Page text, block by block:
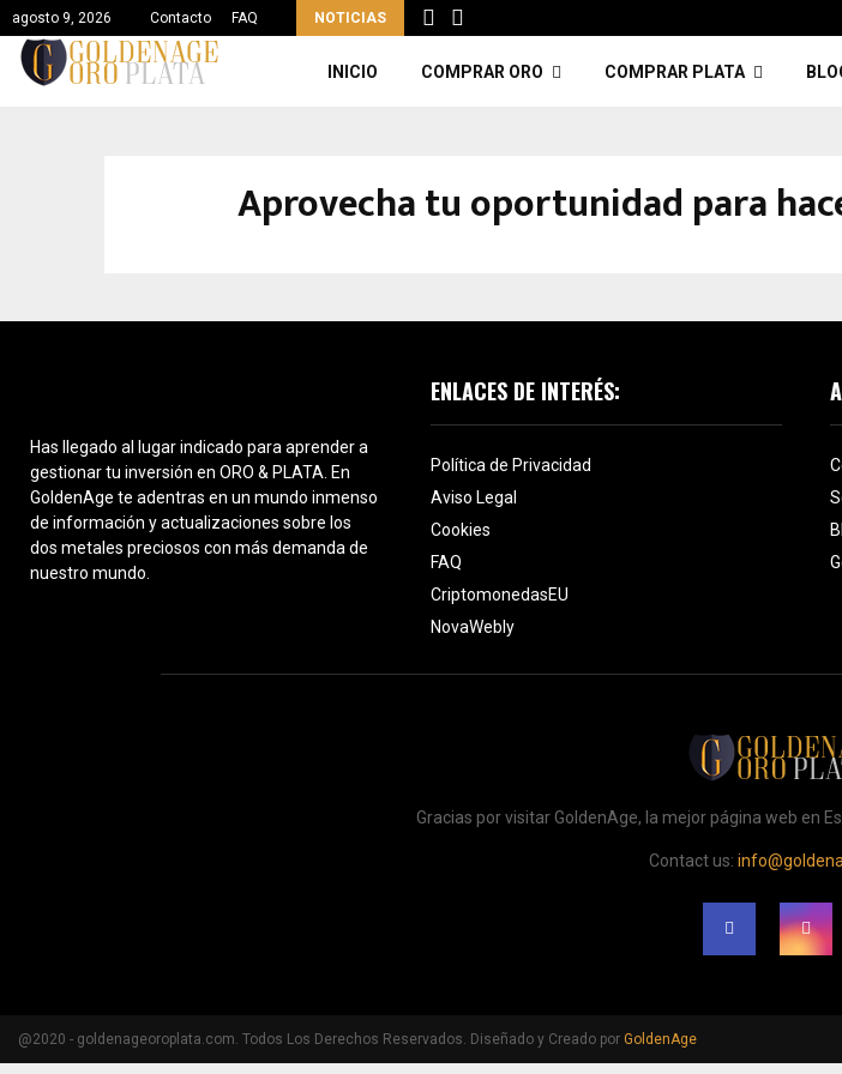
agosto 9, 2026 Contacto FAQ NOTICIAS
INICIO COMPRAR ORO COMPRAR PLATA
Aprovecha tu oportunidad para
Has llegado al lugar indicado para aprender a
gestionar tu inversión en ORO & PLATA. En
GoldenAge te adentras en un mundo inmenso
de información y actualizaciones sobre los
dos metales preciosos con más demanda de
nuestro mundo.
ENLACES DE INTERÉS:
Política de Privacidad
Aviso Legal
Cookies
FAQ
CriptomonedasEU
NovaWebly
Gracias por visitar GoldenAge, la mejor página web en
Contact us:
@2020 - goldenageoroplata.com. Todos Los Derechos Reservados. Diseñado y Creado por GoldenAge